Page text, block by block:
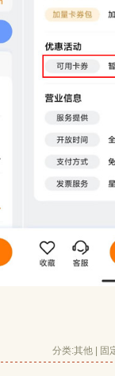
分类:其他 固